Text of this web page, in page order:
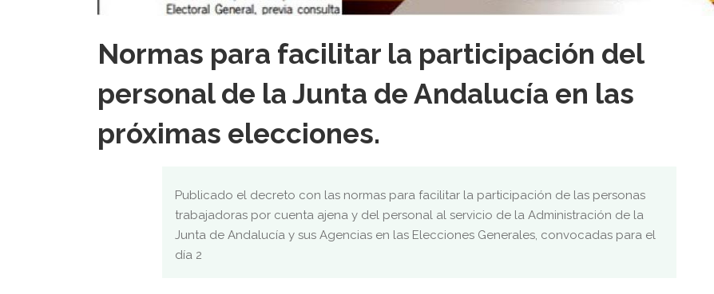
Normas para facilitar la participación del
personal de la Junta de Andalucía en las
próximas elecciones.
Publicado el decreto con las normas para facilitar la participación de las personas
trabajadoras por cuenta ajena y del personal al servicio de la Administración de la
Junta de Andalucía y sus Agencias en las Elecciones Generales, convocadas para el
día 2